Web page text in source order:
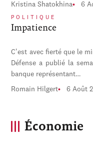
Kristina Shatokhina 6
POLITIQUE
Impatience
C'est avec fierté que le
Défense a publié la
banque représentant…
Romain Hilgert 6 Août
Économie